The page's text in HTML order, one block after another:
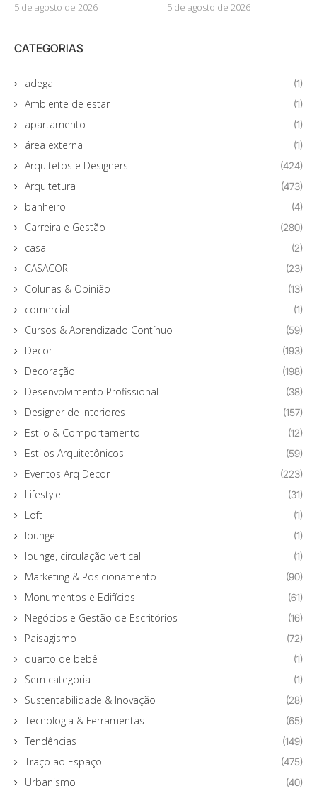
5 de agosto de 2026 5 de agosto de 2026
CATEGORIAS
adega (1)
Ambiente de estar (1)
apartamento (1)
área externa (1)
Arquitetos e Designers (424)
Arquitetura (473)
banheiro (4)
Carreira e Gestão (280)
casa (2)
CASACOR (23)
Colunas & Opinião (13)
comercial (1)
Cursos & Aprendizado Contínuo (59)
Decor (193)
Decoração (198)
Desenvolvimento Profissional (38)
Designer de Interiores (157)
Estilo & Comportamento (12)
Estilos Arquitetônicos (59)
Eventos Arq Decor (223)
Lifestyle (31)
Loft (1)
lounge (1)
lounge, circulação vertical (1)
Marketing & Posicionamento (90)
Monumentos e Edifícios (61)
Negócios e Gestão de Escritórios (16)
Paisagismo (72)
quarto de bebê (1)
Sem categoria (1)
Sustentabilidade & Inovação (28)
Tecnologia & Ferramentas (65)
Tendências (149)
Traço ao Espaço (475)
Urbanismo (40)